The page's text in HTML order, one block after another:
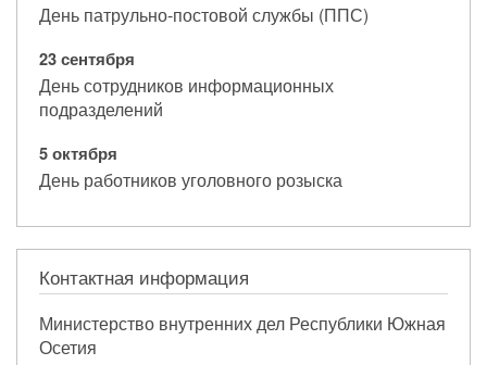
День патрульно-постовой службы (ППС)
23 сентября
День сотрудников информационных
подразделений
5 октября
День работников уголовного розыска
Контактная информация
Министерство внутренних дел Республики Южная
Осетия